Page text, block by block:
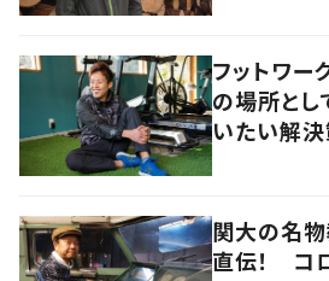
フットワー
の場所とし
いたい解決
関大の名
直伝！ コ